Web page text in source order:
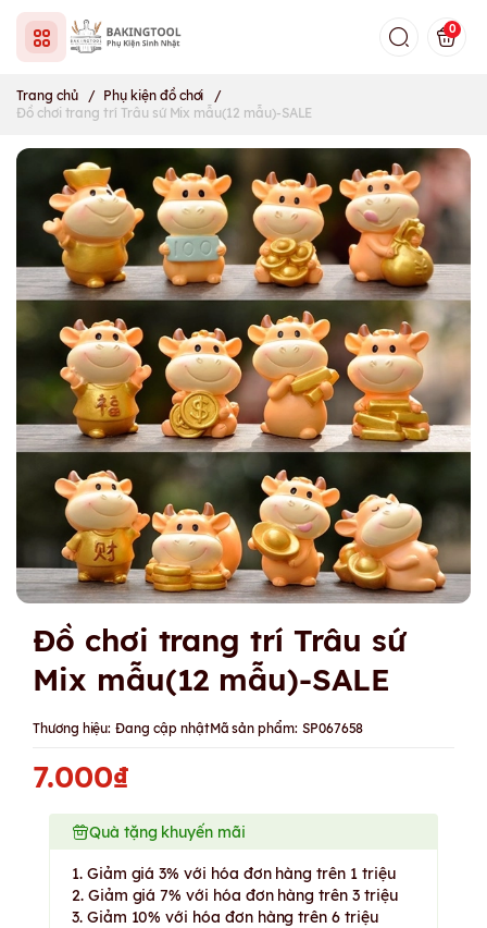
0
Trang chủ / Phụ kiện đồ chơi
/
Đồ chơi trang trí Trâu sứ Mix mẫu(12 mẫu)-SALE
Đồ chơi trang trí Trâu sứ
Mix mẫu(12 mẫu)-SALE
Thương hiệu: Đang cập nhậtMã sản phẩm: SP067658
7.000₫
Quà tặng khuyến mãi
1. Giảm giá 3% với hóa đơn hàng trên 1 triệu
2. Giảm giá 7% với hóa đơn hàng trên 3 triệu
3. Giảm 10% với hóa đơn hàng trên 6 triệu